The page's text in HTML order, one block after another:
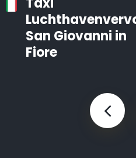
San Giovanni in
Fiore